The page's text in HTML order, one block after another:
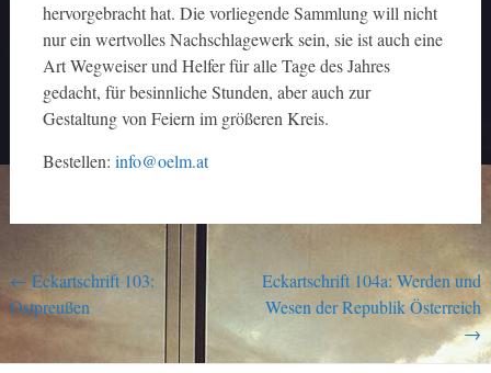
hervorgebracht hat. Die vorliegende Sammlung will nicht
nur ein wertvolles Nachschlagewerk sein, sie ist auch eine
Art Wegweiser und Helfer für alle Tage des Jahres
gedacht, für besinnliche Stunden, aber auch zur
Gestaltung von Feiern im größeren Kreis.
Bestellen: info@oelm.at
Post
navigation
←Eckartschrift 103:
Ostpreußen
Eckartschrift 104a: Werden und
Wesen der Republik Österreich
→